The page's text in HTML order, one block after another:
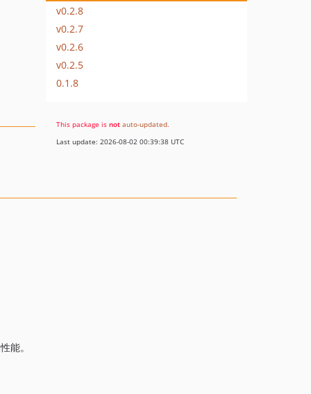
v0.2.8
v0.2.7
v0.2.6
v0.2.5
0.1.8
This package is not auto-updated.
Last update: 2026-08-02 00:39:38 UTC
能。